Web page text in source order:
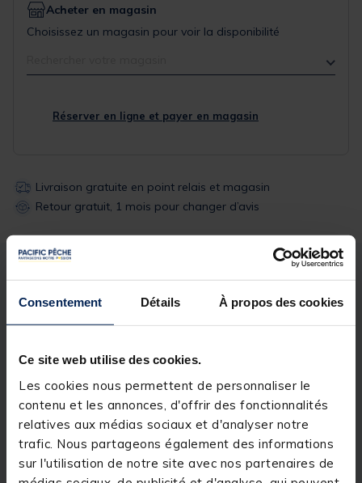
Consentement Détails À propos des cookies
Ce site web utilise des cookies.
Les cookies nous permettent de personnaliser le
contenu et les annonces, d'offrir des fonctionnalités
relatives aux médias sociaux et d'analyser notre
trafic. Nous partageons également des informations
sur l'utilisation de notre site avec nos partenaires de
Acheter en magasin
Choisissez un magasin pour voir la disponibilité
Réserver en ligne et payer en magasin
Livraison gratuite en point relais et magasin
Retour gratuit, 1 mois pour changer d’avis
Description Spécifications
Description
Les hameçons mouche JMC SW10 sont
spécialement conçus pour la pêche en mer et
disposent d'un rapport qualité/prix très compétitif.
SW10 JMC - Boîte de 25